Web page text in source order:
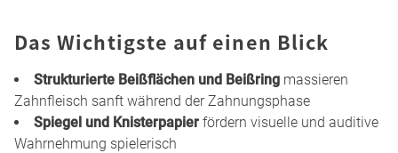
Das Wichtigste auf einen Blick
Strukturierte Beißflächen und Beißring massieren
Zahnfleisch sanft während der Zahnungsphase
Spiegel und Knisterpapier fördern visuelle und auditive
Wahrnehmung spielerisch